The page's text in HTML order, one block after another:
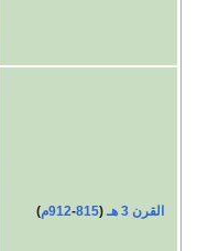
القرن 3 هـ (
815
-912م )